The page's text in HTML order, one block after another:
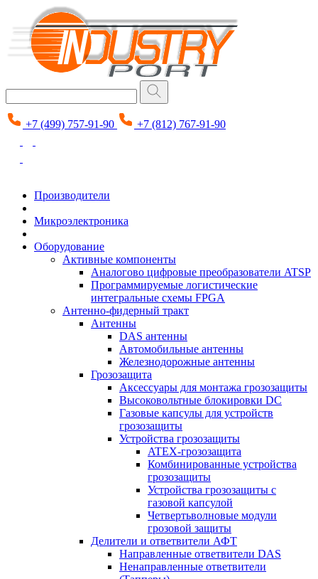
+7 (499) 757-91-90 +7 (812) 767-91-90
Производители
Микроэлектроника
Оборудование
Активные компоненты
Аналогово цифровые преобразователи ATSP
Программируемые логистические
интегральные схемы FPGA
Антенно-фидерный тракт
Антенны
DAS антенны
Автомобильные антенны
Железнодорожные антенны
Грозозащита
Аксессуары для монтажа грозозащиты
Высоковольтные блокировки DC
Газовые капсулы для устройств
грозозащиты
Устройства грозозащиты
ATEX-грозозащита
Комбинированные устройства
грозозащиты
Устройства грозозащиты с
газовой капсулой
Четвертьволновые модули
грозовой защиты
Делители и ответвители АФТ
Направленные ответвители DAS
Ненаправленные ответвители